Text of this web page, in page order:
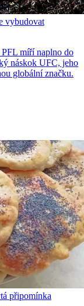
vybudovat
míří naplno do
náskok UFC, jeho
globální značku.
připomínka